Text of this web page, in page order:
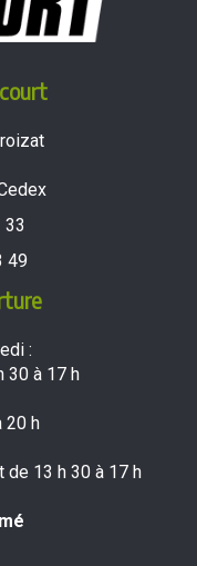
33
49
:
30 à 17 h
20 h
de 13 h 30 à 17 h